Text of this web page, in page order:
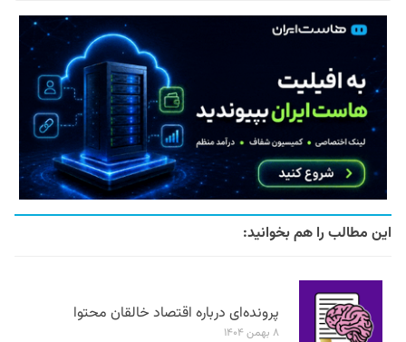
این مطالب را هم بخوانید:
پرونده‌ای درباره اقتصاد خالقان محتوا
۸ بهمن ۱۴۰۴